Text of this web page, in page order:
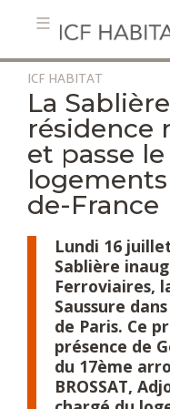
Aller
contenu
principal
ICF HABITAT
La
résidence
et passe
de-France
Lundi 16
Sablière
Ferroviaires,
Saussure
de Paris. Ce
présence de
du 17ème
BROSSAT,